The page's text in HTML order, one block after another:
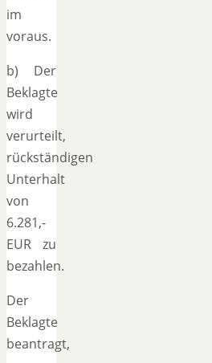
im
voraus.
b) Der
Beklagte
wird
verurteilt,
rückständigen
Unterhalt
von
6.281,-
EUR zu
bezahlen.
Der
Beklagte
beantragt,